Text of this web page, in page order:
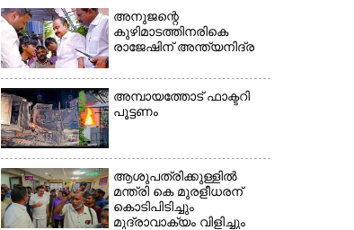
അനുജന്റെ
കുഴിമാടത്തിനരികെ
രാജേഷിന് അന്ത്യനിദ്ര
അമ്പായത്തോട് ഫാക്ടറി
പൂട്ടണം
ആശുപത്രിക്കുള്ളിൽ
മന്ത്രി കെ മുരളീധരന്
കൊടിപിടിച്ചും
മുദ്രാവാക്യം വിളിച്ചും